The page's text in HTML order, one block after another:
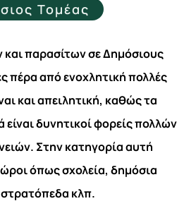
Τομέας
παρασίτων σε Δημόσιους
πέρα από ενοχλητική πολλές
και απειλητική, καθώς τα
είναι δυνητικοί φορείς πολλών
Στην κατηγορία αυτή
όπως σχολεία, δημόσια
κλπ.